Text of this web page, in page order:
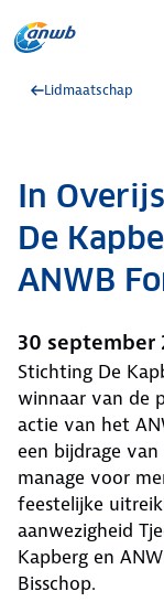
Lidmaatschap
In
De
ANWB
30 september
Stichting De
winnaar van de
actie van het
een bijdrage
manage voor
feestelijke
aanwezigheid
Kapberg en
Bisschop.